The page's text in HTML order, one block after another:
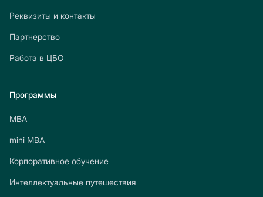
Реквизиты и контакты
Партнерство
Работа в ЦБО
Программы
МВА
mini МВА
Корпоративное обучение
Интеллектуальные путешествия